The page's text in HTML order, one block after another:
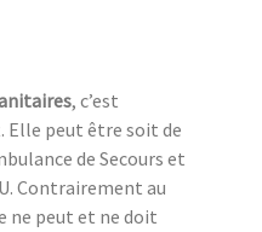
, c’est
Elle peut être soit de
de Secours et
Contrairement au
ne peut et ne doit